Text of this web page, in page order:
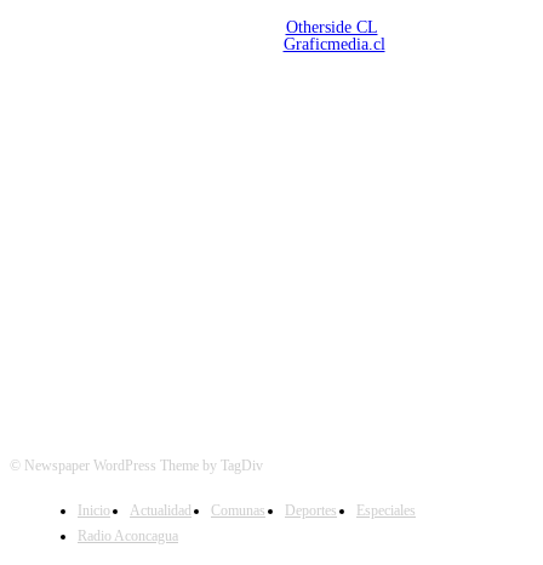
Otherside CL
Graficmedia.cl
© Newspaper WordPress Theme by TagDiv
Inicio Actualidad Comunas Deportes
Especiales
Radio Aconcagua